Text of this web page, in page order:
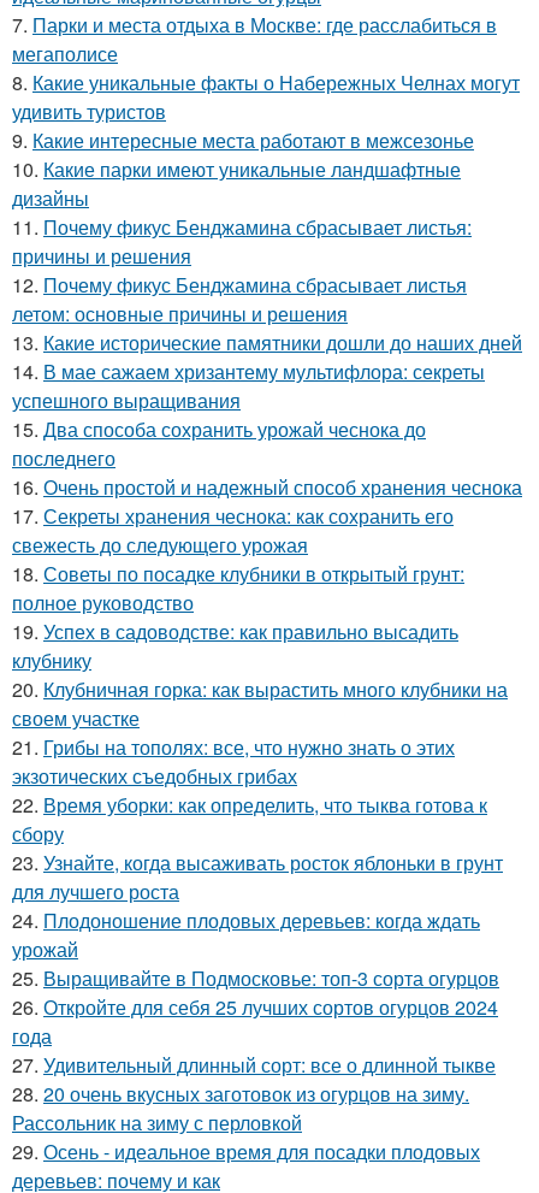
7. Парки и места отдыха в Москве: где расслабиться в
мегаполисе
8. Какие уникальные факты о Набережных Челнах могут
удивить туристов
9. Какие интересные места работают в межсезонье
10. Какие парки имеют уникальные ландшафтные
дизайны
11. Почему фикус Бенджамина сбрасывает листья:
причины и решения
12. Почему фикус Бенджамина сбрасывает листья
летом: основные причины и решения
13. Какие исторические памятники дошли до наших дней
14. В мае сажаем хризантему мультифлора: секреты
успешного выращивания
15. Два способа сохранить урожай чеснока до
последнего
16. Очень простой и надежный способ хранения чеснока
17. Секреты хранения чеснока: как сохранить его
свежесть до следующего урожая
18. Советы по посадке клубники в открытый грунт:
полное руководство
19. Успех в садоводстве: как правильно высадить
клубнику
20. Клубничная горка: как вырастить много клубники на
своем участке
21. Грибы на тополях: все, что нужно знать о этих
экзотических съедобных грибах
22. Время уборки: как определить, что тыква готова к
сбору
23. Узнайте, когда высаживать росток яблоньки в грунт
для лучшего роста
24. Плодоношение плодовых деревьев: когда ждать
урожай
25. Выращивайте в Подмосковье: топ-3 сорта огурцов
26. Откройте для себя 25 лучших сортов огурцов 2024
года
27. Удивительный длинный сорт: все о длинной тыкве
28. 20 очень вкусных заготовок из огурцов на зиму.
Рассольник на зиму с перловкой
29. Осень - идеальное время для посадки плодовых
деревьев: почему и как